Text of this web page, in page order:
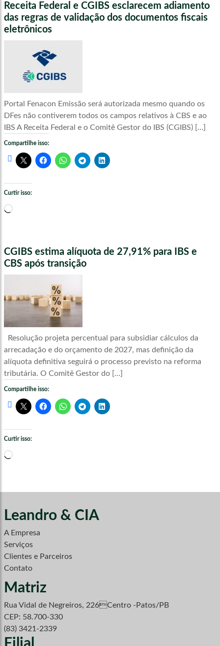
Receita Federal e CGIBS esclarecem adiamento
das regras de validação dos documentos fiscais
eletrônicos
Portal Fenacon Emissão será autorizada mesmo quando os
DFes não contiverem todos os campos relativos à CBS e ao
IBS A Receita Federal e o Comitê Gestor do IBS (CGIBS) […]
Compartilhe isso:
Curtir isso:
Carregando...
CGIBS estima alíquota de 27,91% para IBS e
CBS após transição
Resolução projeta percentual para subsidiar cálculos da
arrecadação e do orçamento de 2027, mas definição da
alíquota definitiva seguirá o processo previsto na reforma
tributária. O Comitê Gestor do […]
Compartilhe isso:
Curtir isso:
Carregando...
Leandro & CIA
A Empresa
Serviços
Clientes e Parceiros
Contato
Matriz
Rua Vidal de Negreiros, 226Centro -Patos/PB
CEP: 58.700-330
(83) 3421-2339